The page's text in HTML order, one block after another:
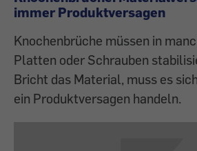
immer Produktversagen
Knochenbrüche müssen in
Platten oder Schrauben
Bricht das Material, muss es
ein Produktversagen handeln.